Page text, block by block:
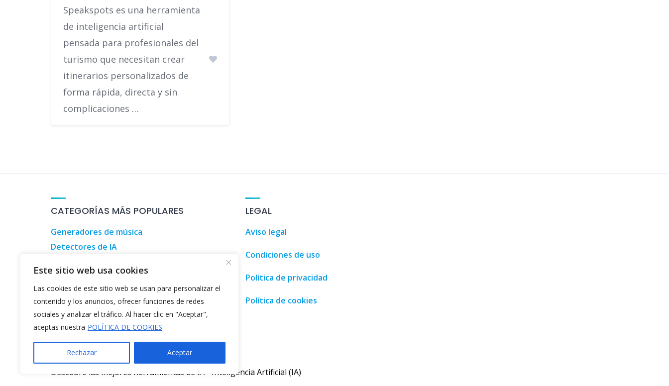
Este sitio web usa cookies
Las cookies de este sitio web se usan para personalizar el
contenido y los anuncios, ofrecer funciones de redes
sociales y analizar el tráfico. Al hacer clic en "Aceptar",
aceptas nuestra POLÍTICA DE COOKIES
Rechazar Aceptar
Speakspots es una herramienta
de inteligencia artificial
pensada para profesionales del
turismo que necesitan crear
itinerarios personalizados de
forma rápida, directa y sin
complicaciones …
CATEGORÍAS MÁS POPULARES
Generadores de música
Detectores de IA
Herramientas de inversión
Herramientas para informáticos
Generadores de videos de TikTok
LEGAL
Aviso legal
Condiciones de uso
Política de privacidad
Política de cookies
©2026Directorio AI
Descubre las mejores herramientas de IA
Inteligencia Artificial (IA)